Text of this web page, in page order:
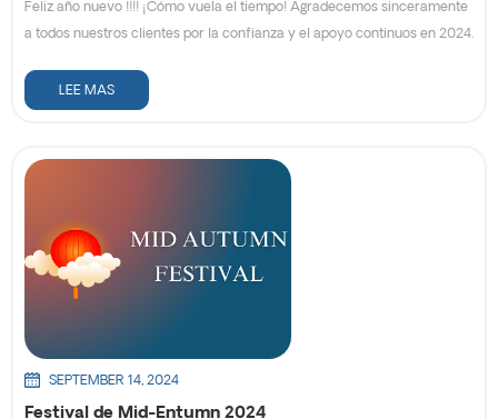
Feliz año nuevo !!!! ¡Cómo vuela el tiempo! Agradecemos sinceramente
a todos nuestros clientes por la confianza y el apoyo continuos en 2024.
LEE MAS
SEPTEMBER 14, 2024
Festival de Mid-Entumn 2024